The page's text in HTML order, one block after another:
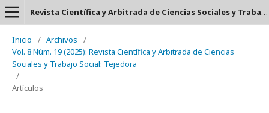
Revista Científica y Arbitrada de Ciencias Sociales y Trabajo Social: Tejedora. ISSN: 2697-3626
Inicio / Archivos
/
Vol. 8 Núm. 19 (2025): Revista Científica y Arbitrada de Ciencias
Sociales y Trabajo Social: Tejedora
/
Artículos